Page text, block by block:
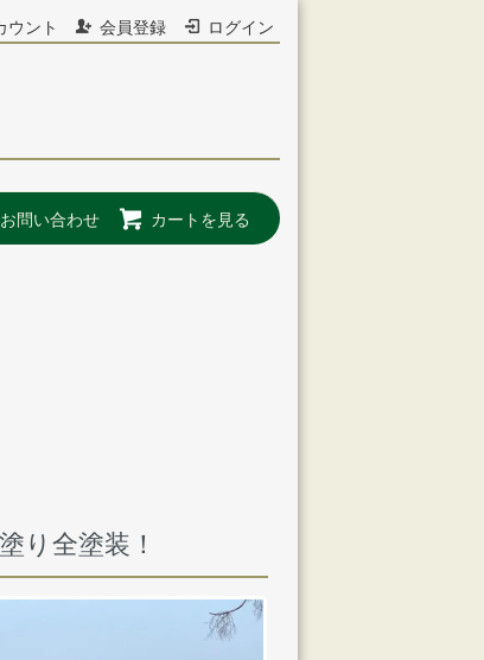
ウント 会員登録 ログイン
お問い合わせ カートを見る
り全塗装！